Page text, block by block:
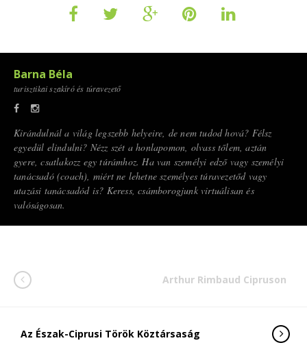
Barna Béla
turisztikai szakíró és túravezető
Kirándulnál a világ legszebb helyeire, de nem tudod hová? Félsz
egyedül elindulni? Nézz szét a honlapomon, olvass tőlem, aztán
gyere, csatlakozz egy túrámhoz. Ha van személyi edző vagy személyi
tanácsadó (coach), miért ne lehetne személyes túravezetőd vagy
utazási tanácsadód is? Keress, csámborogjunk virtuálisan és
valóságosan.
Arthur Rimbaud Cipruson
Az Észak-Ciprusi Török Köztársaság